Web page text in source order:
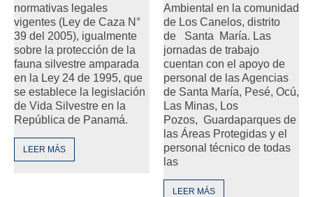
normativas legales
vigentes (Ley de Caza N°
39 del 2005), igualmente
sobre la protección de la
fauna silvestre amparada
en la Ley 24 de 1995, que
se establece la legislación
de Vida Silvestre en la
República de Panamá.
LEER MÁS
Ambiental en la comunidad
de Los Canelos, distrito
de Santa María. Las
jornadas de trabajo
cuentan con el apoyo de
personal de las Agencias
de Santa María, Pesé, Ocú,
Las Minas, Los
Pozos, Guardaparques de
las Áreas Protegidas y el
personal técnico de todas
las
LEER MÁS